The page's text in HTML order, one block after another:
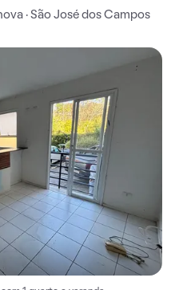
· São José dos Campos